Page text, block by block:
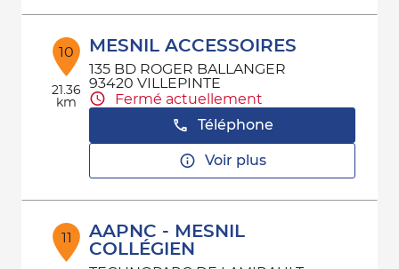
10
21.36
km
MESNIL ACCESSOIRES
135 BD ROGER BALLANGER
93420 VILLEPINTE
Fermé actuellement
Téléphone
Voir plus
11
AAPNC - MESNIL
COLLÉGIEN